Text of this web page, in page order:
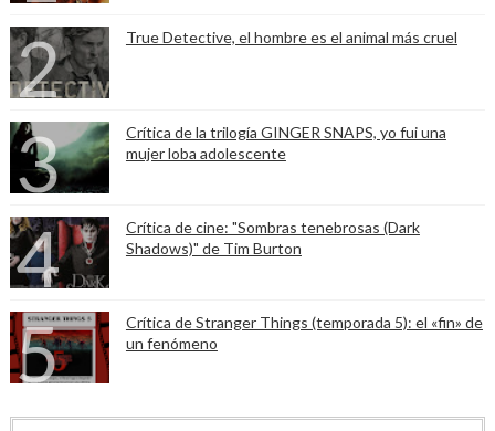
True Detective, el hombre es el animal más cruel
Crítica de la trilogía GINGER SNAPS, yo fui una
mujer loba adolescente
Crítica de cine: "Sombras tenebrosas (Dark
Shadows)" de Tim Burton
Crítica de Stranger Things (temporada 5): el «fin» de
un fenómeno